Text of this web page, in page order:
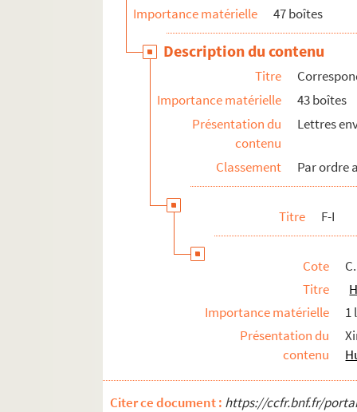
Importance matérielle
47 boîtes
Description du contenu
Titre
Importance matérielle
43 boîtes
Présentation du
contenu
Lettres
Classement Par ordre
Titre F-I
Cote
Titre
Importance matérielle
1
Présentation du
contenu
Citer ce document : https://ccfr.bnf.fr/